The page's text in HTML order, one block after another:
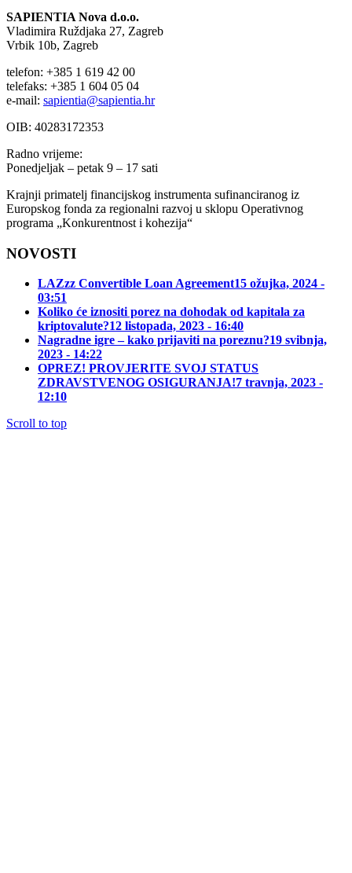
SAPIENTIA Nova d.o.o.
Vladimira Ruždjaka 27, Zagreb
Vrbik 10b, Zagreb
telefon: +385 1 619 42 00
telefaks: +385 1 604 05 04
e-mail: sapientia@sapientia.hr
OIB: 40283172353
Radno vrijeme:
Ponedjeljak – petak 9 – 17 sati
Krajnji primatelj financijskog instrumenta sufinanciranog iz
Europskog fonda za regionalni razvoj u sklopu Operativnog
programa „Konkurentnost i kohezija“
NOVOSTI
LAZzz Convertible Loan Agreement15 ožujka, 2024 -
03:51
Koliko će iznositi porez na dohodak od kapitala za
kriptovalute?12 listopada, 2023 - 16:40
Nagradne igre – kako prijaviti na poreznu?19 svibnja,
2023 - 14:22
OPREZ! PROVJERITE SVOJ STATUS
ZDRAVSTVENOG OSIGURANJA!7 travnja, 2023 -
12:10
Scroll to top